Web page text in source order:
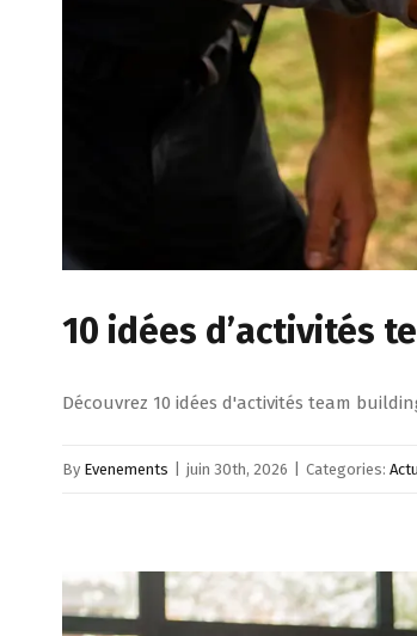
10 idées d’activités
Découvrez 10 idées d'activités team
By Evenements juin 30th, 2026 Categories: